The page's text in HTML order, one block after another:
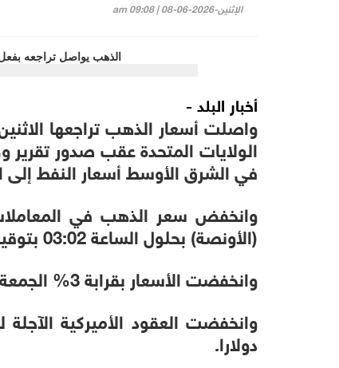
الإثنين-2026-06-08 | 09:08 am
أخبار البلد -
واصلت أسعار الذهب تراجعها
الولايات المتحدة عقب صدور
في الشرق الأوسط أسعار النفط إلى
(الأونصة) بحلول الساعة 03:02 بتوقيت غرينتش.
وانخفضت الأسعار بقرابة 3% الجمعة، مسجلة أدنى مستوى لها منذ 24 آذار.
دولارا.